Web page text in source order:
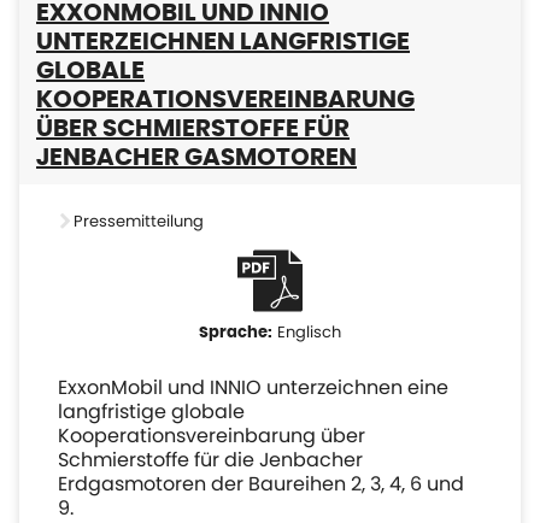
EXXONMOBIL UND INNIO
UNTERZEICHNEN LANGFRISTIGE
GLOBALE
KOOPERATIONSVEREINBARUNG
ÜBER SCHMIERSTOFFE FÜR
JENBACHER GASMOTOREN
Pressemitteilung
Englisch
ExxonMobil und INNIO unterzeichnen eine
langfristige globale
Kooperationsvereinbarung über
Schmierstoffe für die Jenbacher
Erdgasmotoren der Baureihen 2, 3, 4, 6 und
9.